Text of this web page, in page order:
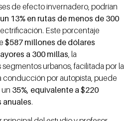
de efecto invernadero, podrían
13% en rutas de menos de 300
Este porcentaje
$587 millones de dólares
a 300 millas , la
urbanos, facilitada por la
conducción por autopista, puede
35%, equivalente a $220
anuales.